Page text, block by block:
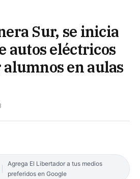
Sur, se inicia
autos eléctricos
en aulas
Agrega El Libertador a tus medios
preferidos en Google